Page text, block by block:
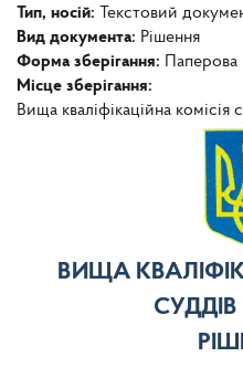
Тип, носій:
Текстовий
Вид документа: Рішення
Форма зберігання:
Паперова
Місце зберігання:
Вища кваліфікаційна комісія
ВИЩА